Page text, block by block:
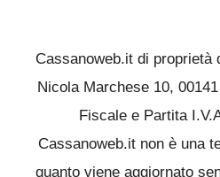
Cassanoweb.it di proprietà
Nicola Marchese 10,
Fiscale e Partita
Cassanoweb.it non è una
quanto viene aggiornato